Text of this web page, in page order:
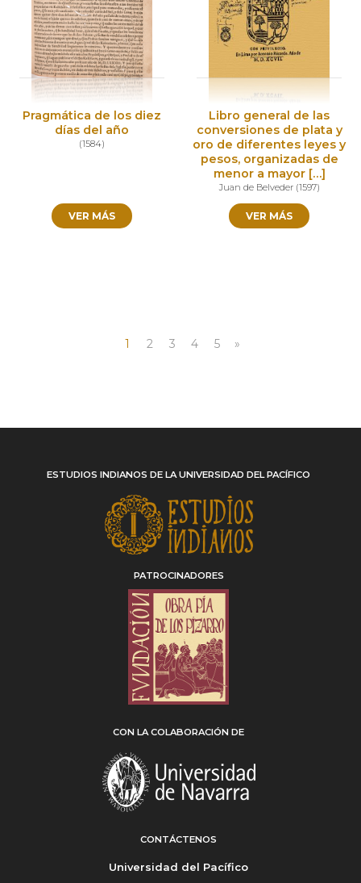
Pragmática de los diez
días del año
(1584)
VER MÁS
Libro general de las
conversiones de plata y
oro de diferentes leyes y
pesos, organizadas de
menor a mayor […]
Juan de Belveder(1597)
VER MÁS
1 2 3 4 5 »
ESTUDIOS INDIANOS DE LA UNIVERSIDAD DEL PACÍFICO
PATROCINADORES
CON LA COLABORACIÓN DE
CONTÁCTENOS
Universidad del Pacífico